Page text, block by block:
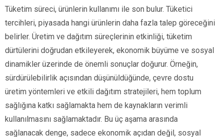
Tüketim süreci, ürünlerin kullanımı ile son bulur. Tüketici
tercihleri, piyasada hangi ürünlerin daha fazla talep göreceğini
belirler. Üretim ve dağıtım süreçlerinin etkinliği, tüketim
dürtülerini doğrudan etkileyerek, ekonomik büyüme ve sosyal
dinamikler üzerinde de önemli sonuçlar doğurur. Örneğin,
sürdürülebilirlik açısından düşünüldüğünde, çevre dostu
üretim yöntemleri ve etkili dağıtım stratejileri, hem toplum
sağlığına katkı sağlamakta hem de kaynakların verimli
kullanılmasını sağlamaktadır. Bu üç aşama arasında
sağlanacak denge, sadece ekonomik açıdan değil, sosyal